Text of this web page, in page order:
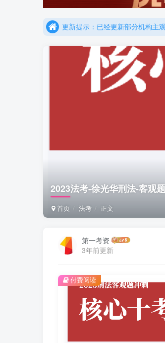
重要通知：因网站调整，现已经
更新提示：已经更新部分机构主
2023法考-徐光华刑法-客观
首页 法考 正文
第一考资
3年前更新
付费阅读